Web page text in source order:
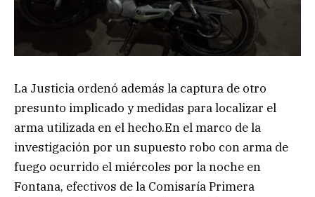
La Justicia ordenó además la captura de otro
presunto implicado y medidas para localizar el
arma utilizada en el hecho.En el marco de la
investigación por un supuesto robo con arma de
fuego ocurrido el miércoles por la noche en
Fontana, efectivos de la Comisaría Primera